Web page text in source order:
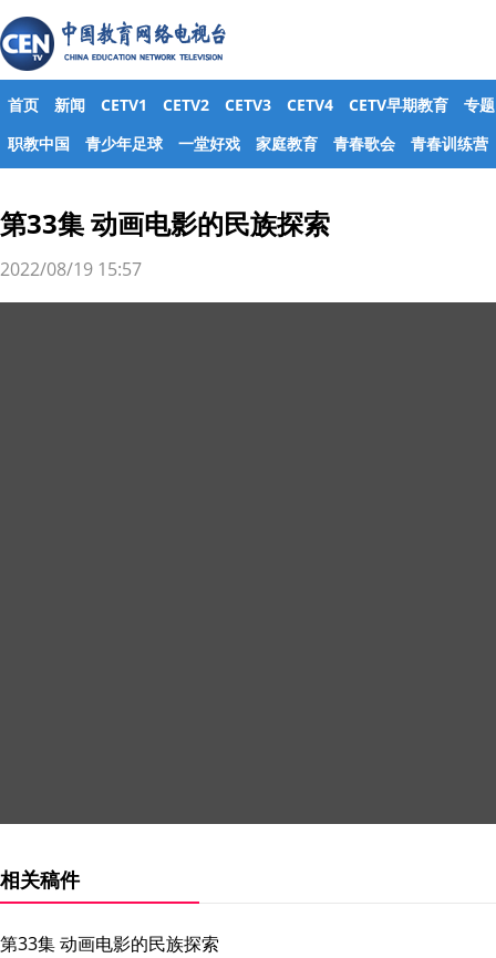
首页 新闻 CETV1 CETV2 CETV3 CETV4 CETV早期教育
专题
职教中国
青少年足球 一堂好戏 家庭教育 青春歌会 青春训练营
第33集 动画电影的民族探索
2022/08/19 15:57
相关稿件
第33集 动画电影的民族探索